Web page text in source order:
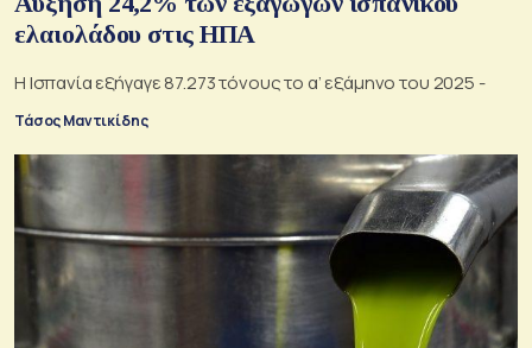
ελαιολάδου στις ΗΠΑ
Η Ισπανία εξήγαγε 87.273 τόνους το α’ εξάμηνο του 2025 -
Τάσος Μαντικίδης